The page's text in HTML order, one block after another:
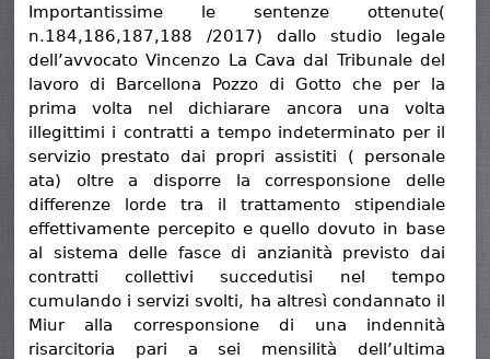
Importantissime le sentenze ottenute(
n.184,186,187,188 /2017) dallo studio legale
dell’avvocato Vincenzo La Cava dal Tribunale del
lavoro di Barcellona Pozzo di Gotto che per la
prima volta nel dichiarare ancora una volta
illegittimi i contratti a tempo indeterminato per il
servizio prestato dai propri assistiti ( personale
ata) oltre a disporre la corresponsione delle
differenze lorde tra il trattamento stipendiale
effettivamente percepito e quello dovuto in base
al sistema delle fasce di anzianità previsto dai
contratti collettivi succedutisi nel tempo
cumulando i servizi svolti, ha altresì condannato il
Miur alla corresponsione di una indennità
risarcitoria pari a sei mensilità dell’ultima